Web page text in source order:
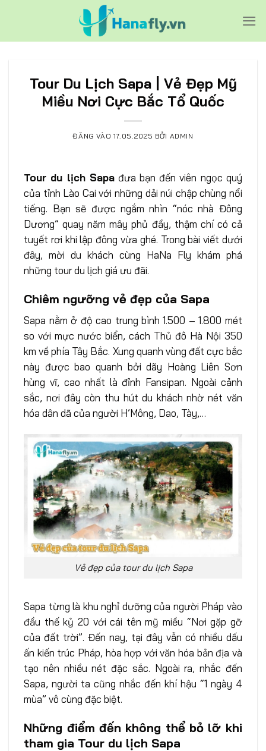
Tour Du Lịch Sapa | Vẻ Đẹp Mỹ
Miều Nơi Cực Bắc Tổ Quốc
ĐĂNG VÀO 17.05.2025 BỞI ADMIN
Tour du lịch Sapađưa bạn đến viên ngọc quý
của tỉnh Lào Cai với những dải núi chập chùng nổi
tiếng. Bạn sẽ được ngắm nhìn “nóc nhà Đông
Dương” quay năm mây phủ đầy, thậm chí có cả
tuyết rơi khi lập đông vừa ghé. Trong bài viết dưới
đây, mời du khách cùng HaNa Fly khám phá
những tour du lịch giá ưu đãi.
Chiêm ngưỡng vẻ đẹp của Sapa
Sapa nằm ở độ cao trung bình 1.500 – 1.800 mét
so với mực nước biển, cách Thủ đô Hà Nội 350
km về phía Tây Bắc. Xung quanh vùng đất cực bắc
này được bao quanh bởi dãy Hoàng Liên Sơn
hùng vĩ, cao nhất là đỉnh Fansipan. Ngoài cảnh
sắc, nơi đây còn thu hút du khách nhờ nét văn
hóa dân dã của người H’Mông, Dao, Tày,…
Vẻ đẹp của tour du lịch Sapa
Sapa từng là khu nghỉ dưỡng của người Pháp vào
đầu thế kỷ 20 với cái tên mỹ miều “Nơi gặp gỡ
của đất trời”. Đến nay, tại đây vẫn có nhiều dấu
ấn kiến trúc Pháp, hòa hợp với văn hóa bản địa và
tạo nên nhiều nét đặc sắc. Ngoài ra, nhắc đến
Sapa, người ta cũng nhắc đến khí hậu “1 ngày 4
mùa” vô cùng đặc biệt.
Những điểm đến không thể bỏ lỡ khi
tham gia Tour du lịch Sapa